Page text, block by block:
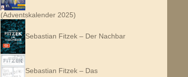
(Adventskalender 2025)
Sebastian Fitzek – Der Nachbar
Sebastian Fitzek – Das